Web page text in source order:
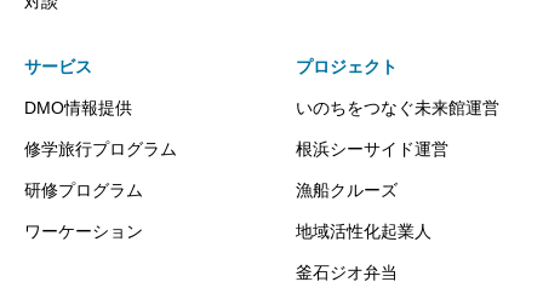
サービス
DMO情報提供
修学旅行プログラム
研修プログラム
ワーケーション
プロジェクト
いのちをつなぐ未来館運営
根浜シーサイド運営
漁船クルーズ
地域活性化起業人
釜石ジオ弁当